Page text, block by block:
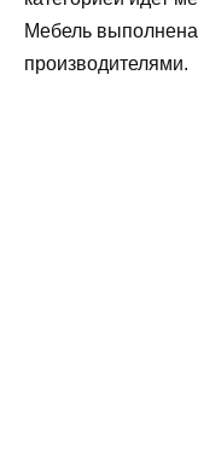
Мебель
производителями.